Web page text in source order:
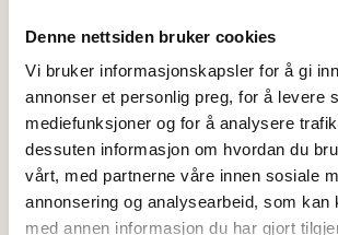
Denne nettsiden bruker cookies
Vi bruker informasjonskapsler for å gi
annonser et personlig preg, for å levere
mediefunksjoner og for å analysere
dessuten informasjon om hvordan du
vårt, med partnerne våre innen sosiale
annonsering og analysearbeid, som kan
med annen informasjon du har gjort
Treningen foregår på Microsoft
kl 17:00.